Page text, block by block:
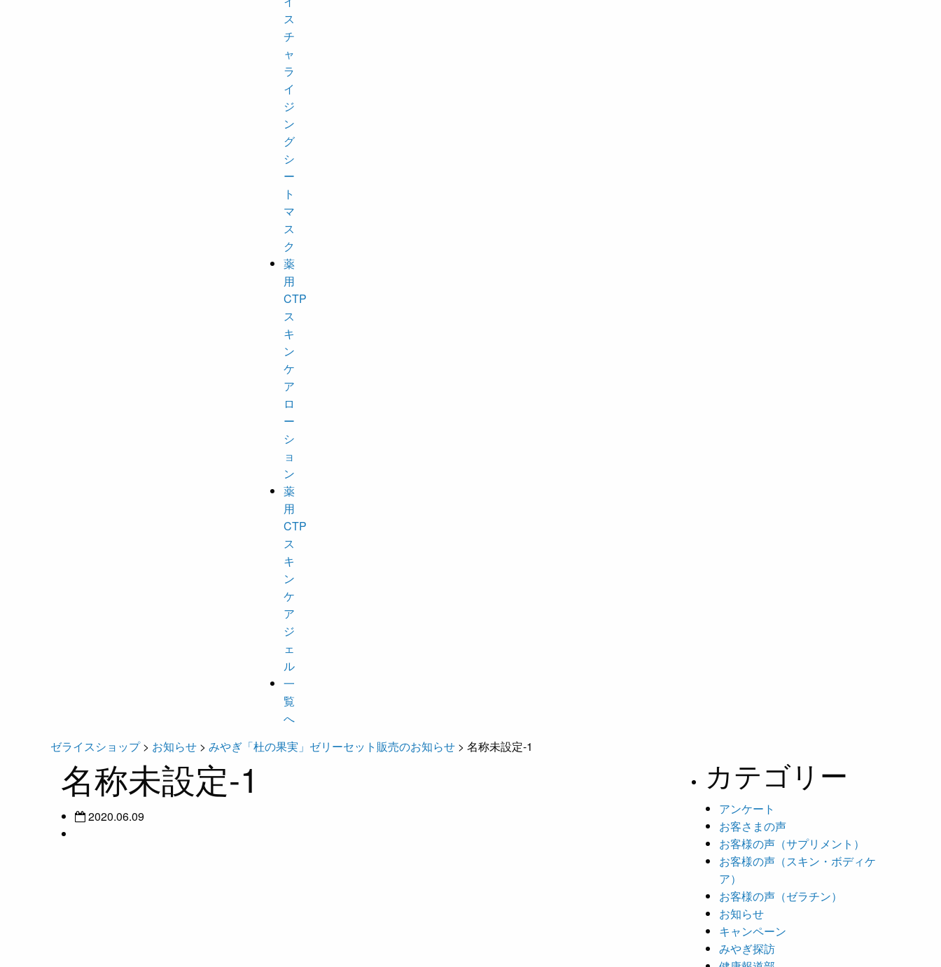
ス
チ
ャ
ラ
イ
ジ
ン
グ
シ
ー
ト
マ
ス
ク
薬
用
CTP
ス
キ
ン
ケ
ア
ロ
ー
シ
ョ
ン
薬
用
CTP
ス
キ
ン
ケ
ア
ジ
ェ
ル
一
覧
へ
ゼライスショップ> お知らせ > みやぎ「杜の果実」ゼリーセット販売のお知らせ > 名称未設定-1
名称未設定-1
2020.06.09
カテゴリー
アンケート
お客さまの声
お客様の声（サプリメント）
お客様の声（スキン・ボディケ
ア）
お客様の声（ゼラチン）
お知らせ
キャンペーン
みやぎ探訪